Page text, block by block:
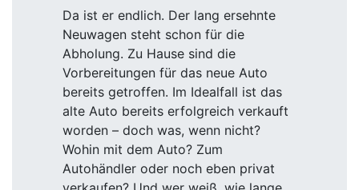
Da ist er endlich. Der lang ersehnte
Neuwagen steht schon für die
Abholung. Zu Hause sind die
Vorbereitungen für das neue Auto
bereits getroffen. Im Idealfall ist das
alte Auto bereits erfolgreich verkauft
worden – doch was, wenn nicht?
Wohin mit dem Auto? Zum
Autohändler oder noch eben privat